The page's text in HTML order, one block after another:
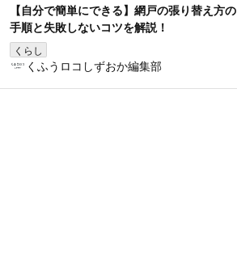
【自分で簡単にできる】網戸の張り替え方の
手順と失敗しないコツを解説！
くらし
くふうロコしずおか編集部